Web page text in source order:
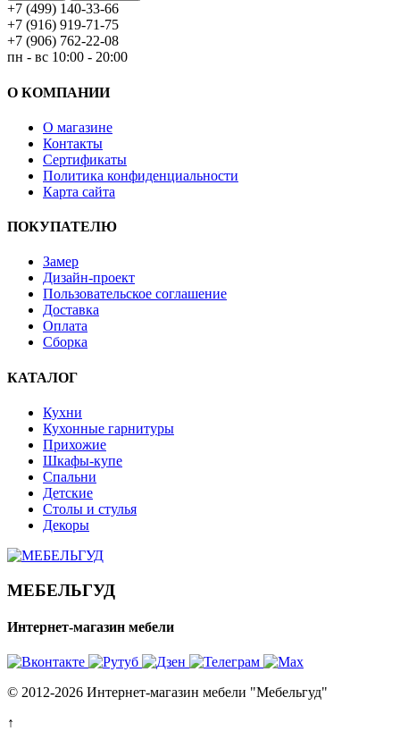
+7 (499) 140-33-66
+7 (916) 919-71-75
+7 (906) 762-22-08
пн - вс 10:00 - 20:00
О КОМПАНИИ
О магазине
Контакты
Сертификаты
Политика конфиденциальности
Карта сайта
ПОКУПАТЕЛЮ
Замер
Дизайн-проект
Пользовательское соглашение
Доставка
Оплата
Сборка
КАТАЛОГ
Кухни
Кухонные гарнитуры
Прихожие
Шкафы-купе
Спальни
Детские
Столы и стулья
Декоры
МЕБЕЛЬГУД
Интернет-магазин мебели
© 2012-2026 Интернет-магазин мебели "Мебельгуд"
↑